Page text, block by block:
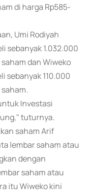
di harga Rp585-
Umi Rodiyah
sebanyak 1.032.000
dan Wiweko
sebanyak 110.000
Investasi
tuturnya.
saham Arif
lembar saham atau
dengan
saham atau
itu Wiweko kini